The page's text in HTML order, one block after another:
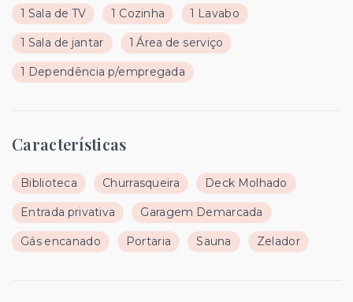
1 Sala de TV 1 Cozinha 1 Lavabo
1 Sala de jantar 1 Área de serviço
1 Dependência p/empregada
Características
Biblioteca Churrasqueira Deck Molhado
Entrada privativa Garagem Demarcada
Gás encanado Portaria Sauna Zelador